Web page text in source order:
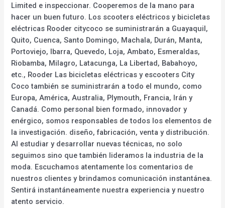
Limited e inspeccionar. Cooperemos de la mano para
hacer un buen futuro. Los scooters eléctricos y bicicletas
eléctricas Rooder citycoco se suministrarán a Guayaquil,
Quito, Cuenca, Santo Domingo, Machala, Durán, Manta,
Portoviejo, Ibarra, Quevedo, Loja, Ambato, Esmeraldas,
Riobamba, Milagro, Latacunga, La Libertad, Babahoyo,
etc., Rooder Las bicicletas eléctricas y escooters City
Coco también se suministrarán a todo el mundo, como
Europa, América, Australia, Plymouth, Francia, Irán y
Canadá. Como personal bien formado, innovador y
enérgico, somos responsables de todos los elementos de
la investigación. diseño, fabricación, venta y distribución.
Al estudiar y desarrollar nuevas técnicas, no solo
seguimos sino que también lideramos la industria de la
moda. Escuchamos atentamente los comentarios de
nuestros clientes y brindamos comunicación instantánea.
Sentirá instantáneamente nuestra experiencia y nuestro
atento servicio.